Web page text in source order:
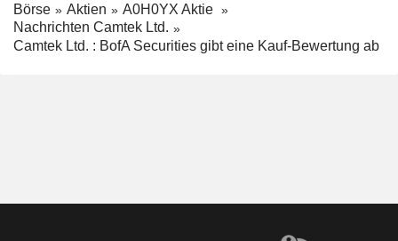
Börse Aktien
A0H0YX Aktie
Nachrichten Camtek Ltd.
Camtek Ltd. : BofA Securities gibt eine Kauf-Bewertung ab